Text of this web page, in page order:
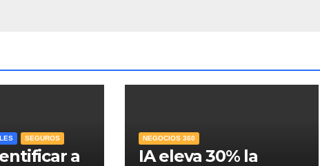
SEGUROS
a
NEGOCIOS 360
IA eleva 30% la